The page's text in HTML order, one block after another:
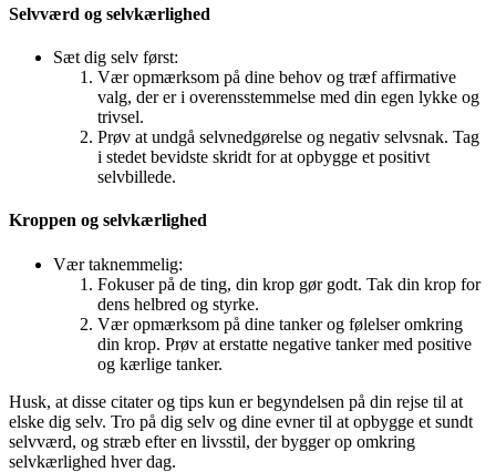
Selvværd og selvkærlighed
Sæt dig selv først:
Vær opmærksom på dine behov og træf affirmative
valg, der er i overensstemmelse med din egen lykke og
trivsel.
Prøv at undgå selvnedgørelse og negativ selvsnak. Tag
i stedet bevidste skridt for at opbygge et positivt
selvbillede.
Kroppen og selvkærlighed
Vær taknemmelig:
Fokuser på de ting, din krop gør godt. Tak din krop for
dens helbred og styrke.
Vær opmærksom på dine tanker og følelser omkring
din krop. Prøv at erstatte negative tanker med positive
og kærlige tanker.
Husk, at disse citater og tips kun er begyndelsen på din rejse til at
elske dig selv. Tro på dig selv og dine evner til at opbygge et sundt
selvværd, og stræb efter en livsstil, der bygger op omkring
selvkærlighed hver dag.